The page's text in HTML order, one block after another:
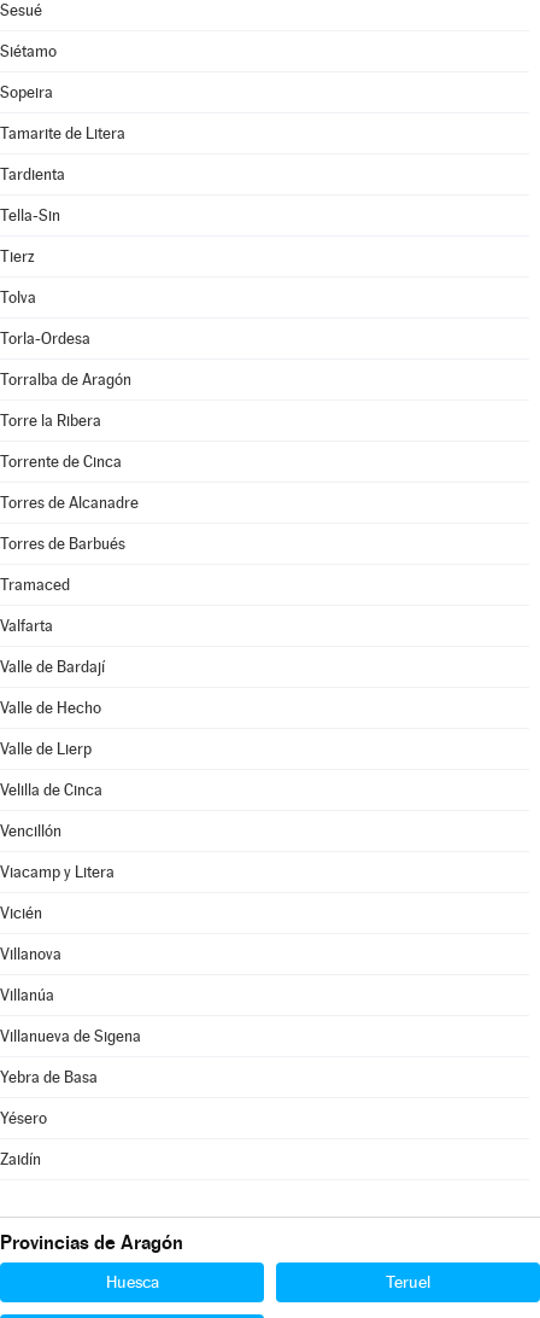
Sesué
Siétamo
Sopeira
Tamarite de Litera
Tardienta
Tella-Sin
Tierz
Tolva
Torla-Ordesa
Torralba de Aragón
Torre la Ribera
Torrente de Cinca
Torres de Alcanadre
Torres de Barbués
Tramaced
Valfarta
Valle de Bardají
Valle de Hecho
Valle de Lierp
Velilla de Cinca
Vencillón
Viacamp y Litera
Vicién
Villanova
Villanúa
Villanueva de Sigena
Yebra de Basa
Yésero
Zaidín
Provincias de Aragón
Huesca Teruel